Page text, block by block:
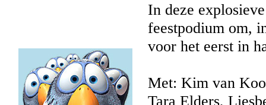
In deze
feestpodium om,
voor het eerst in
Met: Kim van
Tara Elders,